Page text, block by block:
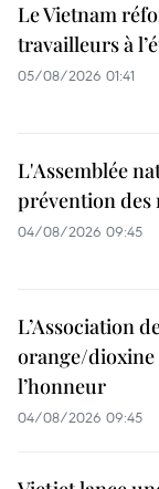
Le Vietnam
travailleurs à
05/08/2026 01:41
L'Assemblée
prévention des
04/08/2026 09:45
L’Association
orange/dioxine
l’honneur
04/08/2026 09:45